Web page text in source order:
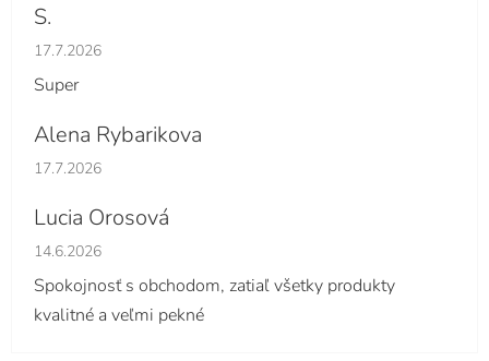
S.
Hodnotenie obchodu je 5 z 5 hviezdičiek.
17.7.2026
Super
Alena Rybarikova
Hodnotenie obchodu je 5 z 5 hviezdičiek.
17.7.2026
Lucia Orosová
Hodnotenie obchodu je 5 z 5 hviezdičiek.
14.6.2026
Spokojnosť s obchodom, zatiaľ všetky produkty
kvalitné a veľmi pekné